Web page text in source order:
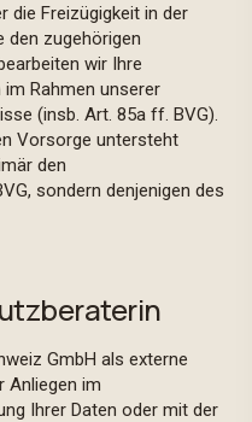
die Freizügigkeit in der
den zugehörigen
wir Ihre
Rahmen unserer
(insb. Art. 85a ff. BVG).
Vorsorge untersteht
den
sondern denjenigen des
GmbH als externe
Anliegen im
Ihrer Daten oder mit der